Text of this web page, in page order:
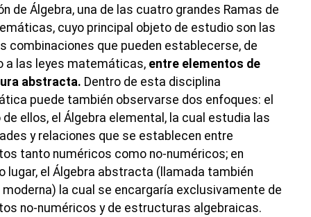
de Álgebra, una de las cuatro grandes Ramas de
cuyo principal objeto de estudio son las
combinaciones que pueden establecerse, de
a las leyes matemáticas, entre elementos de
abstracta. Dentro de esta disciplina
puede también observarse dos enfoques: el
de ellos, el Álgebra elemental, la cual estudia las
y relaciones que se establecen entre
tanto numéricos como no-numéricos; en
lugar, el Álgebra abstracta (llamada también
moderna) la cual se encargaría exclusivamente de
no-numéricos y de estructuras algebraicas.